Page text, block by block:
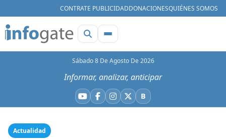
CONTRATE PUBLICIDADDONACIONESQUIÉNES SOMOS
Sábado 8 De Agosto De 2026
Informar, analizar, anticipar
YouTube
Facebook
Instagram
X BBluesky
Actualidad